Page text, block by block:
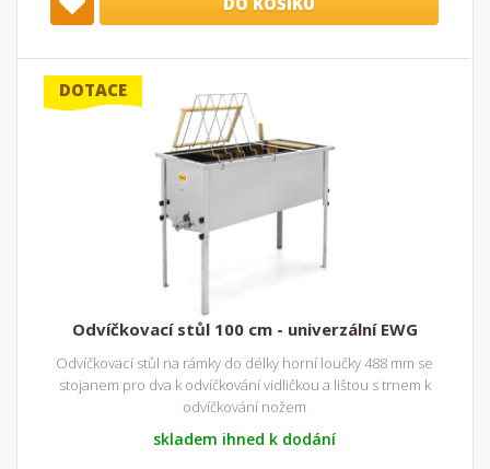
DOTACE
Odvíčkovací stůl 100 cm - univerzální EWG
Odvíčkovací stůl na rámky do délky horní loučky 488 mm se
stojanem pro dva k odvíčkování vidličkou a lištou s trnem k
odvíčkování nožem
skladem ihned k dodání